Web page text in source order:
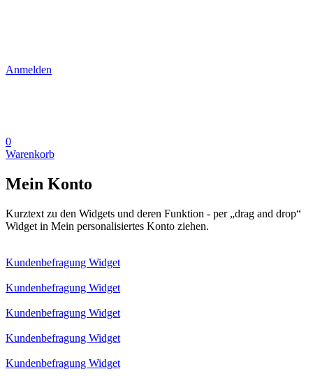
Anmelden
0
Warenkorb
Mein Konto
Kurztext zu den Widgets und deren Funktion - per „drag and drop“
Widget in Mein personalisiertes Konto ziehen.
Kundenbefragung Widget
Kundenbefragung Widget
Kundenbefragung Widget
Kundenbefragung Widget
Kundenbefragung Widget